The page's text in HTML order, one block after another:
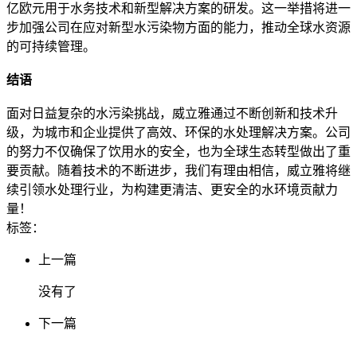
亿欧元用于水务技术和新型解决方案的研发。这一举措将进一
步加强公司在应对新型水污染物方面的能力，推动全球水资源
的可持续管理。
结语
面对日益复杂的水污染挑战，威立雅通过不断创新和技术升
级，为城市和企业提供了高效、环保的水处理解决方案。公司
的努力不仅确保了饮用水的安全，也为全球生态转型做出了重
要贡献。随着技术的不断进步，我们有理由相信，威立雅将继
续引领水处理行业，为构建更清洁、更安全的水环境贡献力
量！
标签：
上一篇
没有了
下一篇